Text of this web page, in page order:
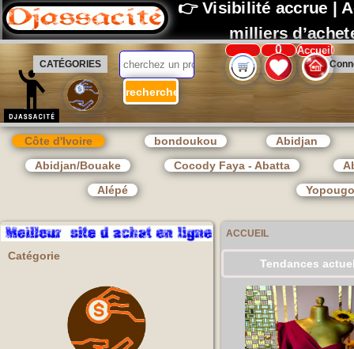
CATÉGORIES
0 Accueil
Côte d'Ivoire bondoukou
Abidjan
Abidjan/Bouake
Cocody Faya - Abatta
Alépé
Catégorie
ACCUEIL
Tendances